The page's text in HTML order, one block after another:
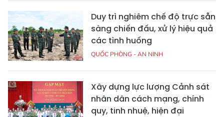
Duy trì nghiêm chế độ trực sẵn
sàng chiến đấu, xử lý hiệu quả
các tình huống
QUỐC PHÒNG - AN NINH
Xây dựng lực lượng Cảnh sát
nhân dân cách mạng, chính
quy, tinh nhuệ, hiện đại